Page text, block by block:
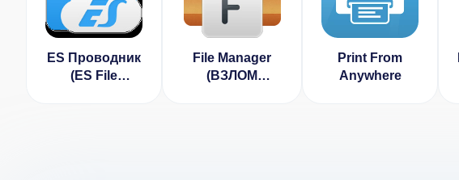
ES Проводник
(ES File
File Manager
(ВЗЛОМ
Print From
Anywhere